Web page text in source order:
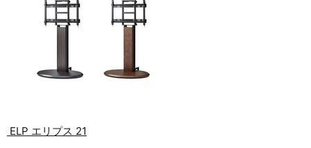
ELP エリプス 21